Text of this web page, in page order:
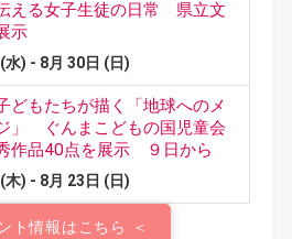
ト情報はこちら ＜